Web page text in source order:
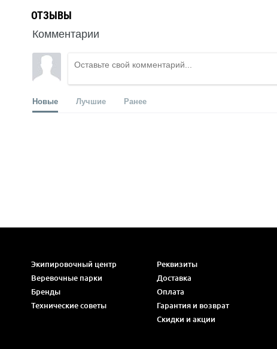
ОТЗЫВЫ
Комментарии
Новые Лучшие Ранее
Экипировочный центр
Веревочные парки
Бренды
Технические советы
Реквизиты
Доставка
Оплата
Гарантия и возврат
Скидки и акции